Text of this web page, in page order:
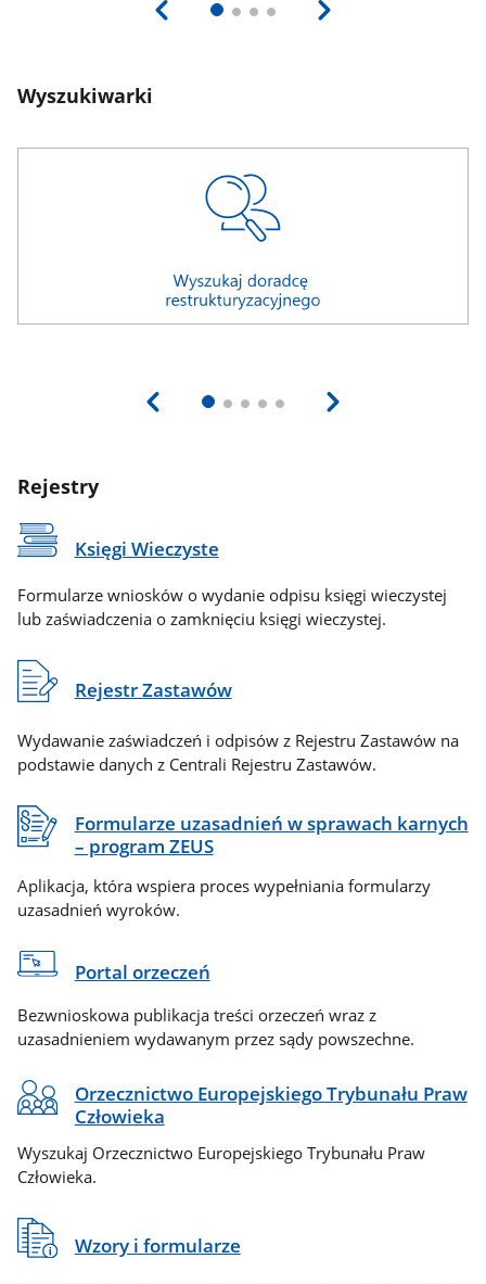
Wyszukiwarki
Rejestry
Księgi Wieczyste
Formularze wniosków o wydanie odpisu księgi wieczystej
lub zaświadczenia o zamknięciu księgi wieczystej.
Rejestr Zastawów
Wydawanie zaświadczeń i odpisów z Rejestru Zastawów na
podstawie danych z Centrali Rejestru Zastawów.
Formularze uzasadnień w sprawach karnych
– program ZEUS
Aplikacja, która wspiera proces wypełniania formularzy
uzasadnień wyroków.
Portal orzeczeń
Bezwnioskowa publikacja treści orzeczeń wraz z
uzasadnieniem wydawanym przez sądy powszechne.
Orzecznictwo Europejskiego Trybunału Praw
Człowieka
Wyszukaj Orzecznictwo Europejskiego Trybunału Praw
Człowieka.
Wzory i formularze